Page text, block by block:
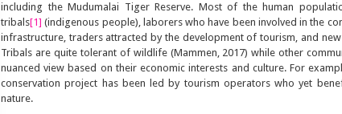
including the Mudumalai Tiger Reserve. Most of the human
tribals[1] (indigenous people), laborers who have been involved in the
infrastructure, traders attracted by the development of tourism, and
Tribals are quite tolerant of wildlife (Mammen, 2017) while other
nuanced view based on their economic interests and culture. For
conservation project has been led by tourism operators who yet
nature.